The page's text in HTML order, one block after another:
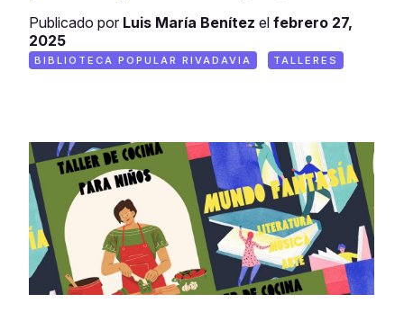
Publicado por Luis María Benítez el febrero 27,
2025
BIBLIOTECA POPULAR RIVADAVIA TALLERES